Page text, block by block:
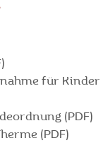
für Kinder
(PDF)
(PDF)